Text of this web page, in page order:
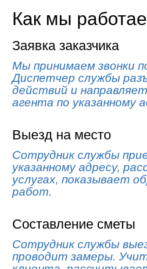
Как мы
Заявка заказчика
Мы принимаем звонки
Диспетчер службы
действий и
агента по указанному
Выезд на место
Сотрудник службы
указанному адресу,
услугах, показывает
работ.
Составление сметы
Сотрудник службы
проводит замеры.